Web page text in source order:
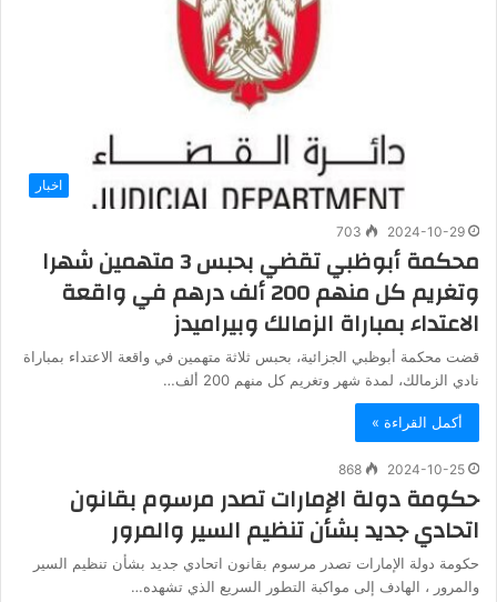
اخبار
2024-10-29
703
محكمة أبوظبي تقضي بحبس 3 متهمين شهرا
وتغريم كل منهم 200 ألف درهم في واقعة
الاعتداء بمباراة الزمالك وبيراميدز
قضت محكمة أبوظبي الجزائية، بحبس ثلاثة متهمين في واقعة الاعتداء بمباراة
نادي الزمالك، لمدة شهر وتغريم كل منهم 200 ألف…
أكمل القراءة »
2024-10-25
868
حكومة دولة الإمارات تصدر مرسوم بقانون
اتحادي جديد بشأن تنظيم السير والمرور
حكومة دولة الإمارات تصدر مرسوم بقانون اتحادي جديد بشأن تنظيم السير
والمرور ، الهادف إلى مواكبة التطور السريع الذي تشهده…